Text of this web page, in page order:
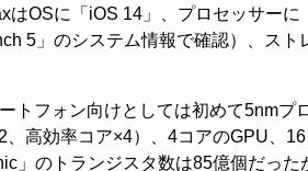
OSに「iOS 14」、プロセッサーに
5」のシステム情報で確認）、ス
トフォン向けとしては初めて5nmプ
高効率コア×4）、4コアのGPU、
」のトランジスタ数は85億個だっ